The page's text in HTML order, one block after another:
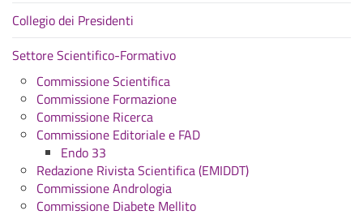
Collegio dei Presidenti
Settore Scientifico-Formativo
Commissione Scientifica
Commissione Formazione
Commissione Ricerca
Commissione Editoriale e FAD
Endo 33
Redazione Rivista Scientifica (EMIDDT)
Commissione Andrologia
Commissione Diabete Mellito